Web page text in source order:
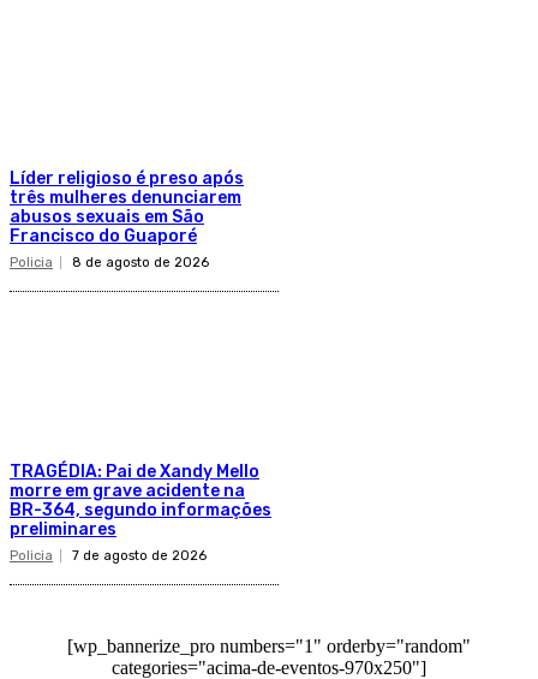
Líder religioso é preso após
três mulheres denunciarem
abusos sexuais em São
Francisco do Guaporé
Policia 8 de agosto de 2026
TRAGÉDIA: Pai de Xandy Mello
morre em grave acidente na
BR-364, segundo informações
preliminares
Policia 7 de agosto de 2026
[wp_bannerize_pro numbers="1" orderby="random"
categories="acima-de-eventos-970x250"]